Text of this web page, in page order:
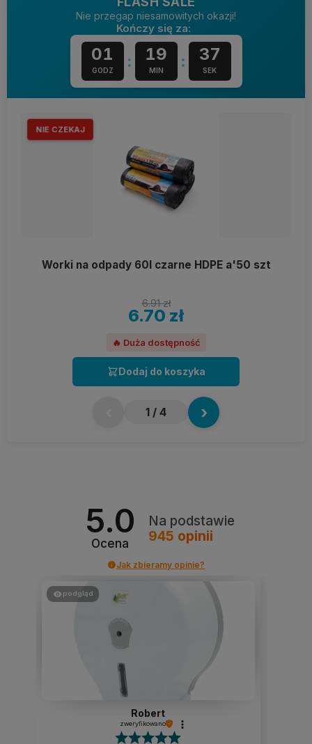
Nie przegap niesamowitych okazji!
Kończy się za:
01
GODZ : 19
MIN : 36
SEK
NIE CZEKAJ
Worki na odpady 60l czarne HDPE a'50 szt
6.91 zł
6.70 zł
🔥 Duża dostępność
Dodaj do koszyka
1 / 4 ›
5.0
Ocena
Na podstawie
945 opinii
Jak zbieramy opinie?
podgląd
Robert
zweryfikowano